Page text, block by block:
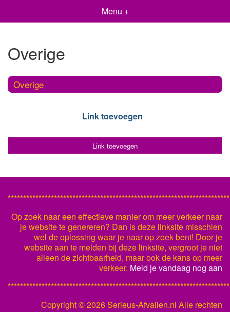
Menu +
Overige
Overige
Link toevoegen
Link toevoegen
Op zoek naar een effectieve manier om meer verkeer naar
je website te genereren? Dan is deze linksite misschien
wel de oplossing waar je naar op zoek bent! Door je
website aan te melden bij deze linksite, vergroot je niet
alleen de zichtbaarheid, maar ook de kans op meer
verkeer. Meld je vandaag nog aan
Copyright ©2026 Serieus-Afvallen.nl Alle rechten